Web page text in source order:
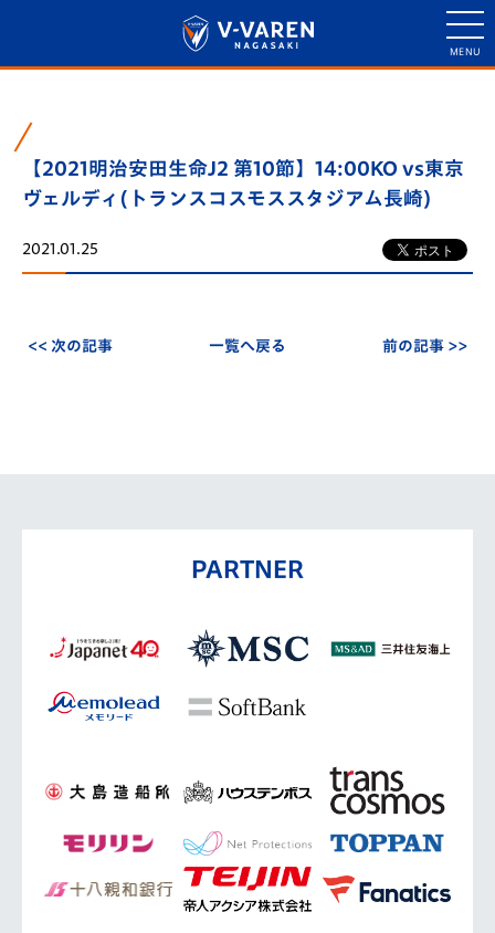
【2021明治安田生命J2 第10節】14:00KO vs東京
ヴェルディ(トランスコスモススタジアム長崎)
2021.01.25
<< 次の記事 一覧へ戻る 前の記事 >>
PARTNER